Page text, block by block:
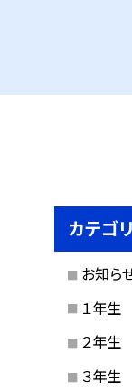
カテゴリ
お知ら
１年生
２年生
３年生